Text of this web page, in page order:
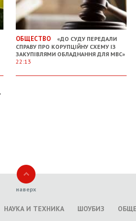
ОБЩЕСТВО
«ДО СУДУ ПЕРЕДАЛИ
СПРАВУ ПРО КОРУПЦІЙНУ СХЕМУ ІЗ
ЗАКУПІВЛЯМИ ОБЛАДНАННЯ ДЛЯ МВС»
22:13
наверх
НАУКА И ТЕХНИКА ШОУБИЗ